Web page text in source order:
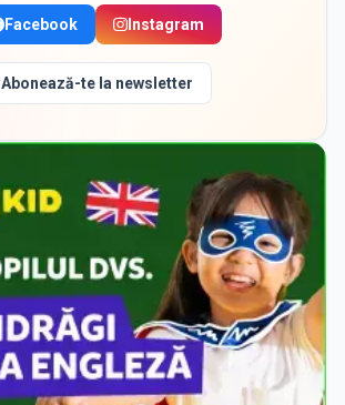
Facebook Instagram
Abonează-te la newsletter